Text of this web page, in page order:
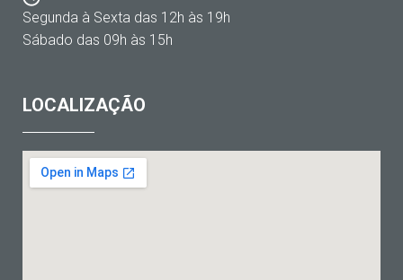
Segunda à Sexta das 12h às 19h
Sábado das 09h às 15h
LOCALIZAÇÃO